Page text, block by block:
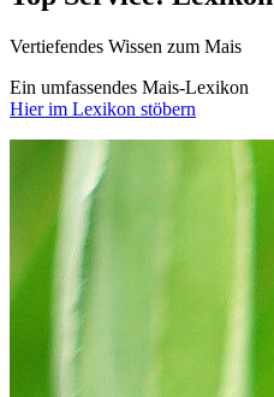
Vertiefendes Wissen zum Mais
Ein umfassendes Mais-Lexikon
Hier im Lexikon stöbern